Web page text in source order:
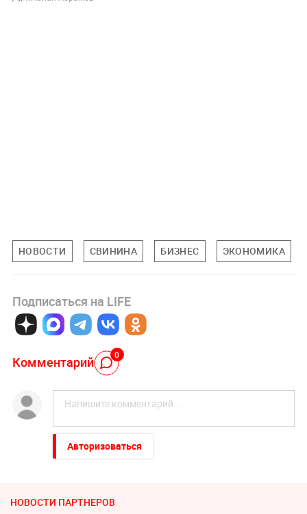
НОВОСТИ СВИНИНА БИЗНЕС ЭКОНОМИКА
Подписаться на LIFE
Комментарий 0
Авторизоваться
НОВОСТИ ПАРТНЕРОВ